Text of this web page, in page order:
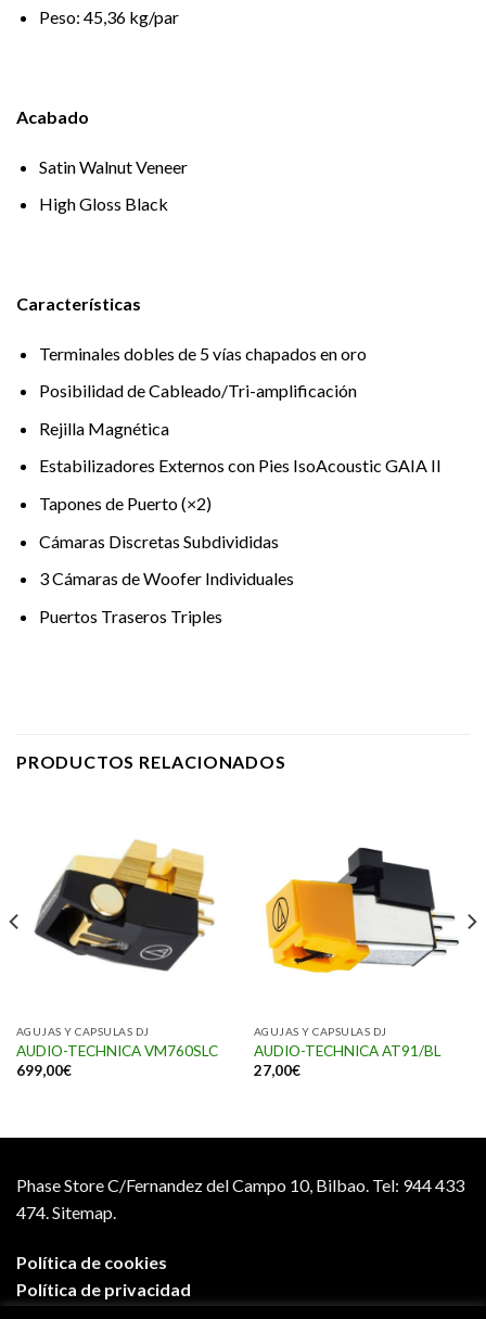
Peso: 45,36 kg/par
Acabado
Satin Walnut Veneer
High Gloss Black
Características
Terminales dobles de 5 vías chapados en oro
Posibilidad de Cableado/Tri-amplificación
Rejilla Magnética
Estabilizadores Externos con Pies IsoAcoustic GAIA II
Tapones de Puerto (×2)
Cámaras Discretas Subdivididas
3 Cámaras de Woofer Individuales
Puertos Traseros Triples
PRODUCTOS RELACIONADOS
AGUJAS Y CAPSULAS DJ
AUDIO-TECHNICA VM760SLC
699,00€
AGUJAS Y CAPSULAS DJ
AUDIO-TECHNICA AT91/BL
27,00€
Phase Store C/Fernandez del Campo 10, Bilbao. Tel: 944 433
474.Sitemap.
Política de cookies
Política de privacidad